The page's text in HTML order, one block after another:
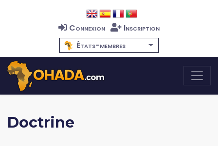
Connexion
Inscription
États-membres
Doctrine